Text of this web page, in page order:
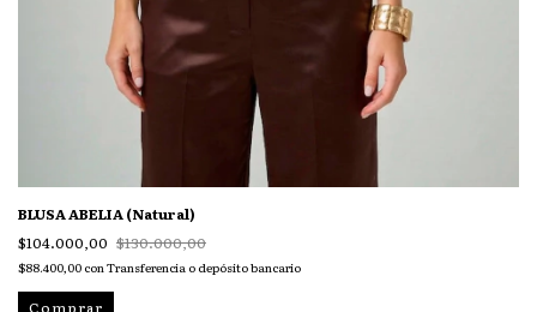
BLUSA ABELIA (Natural)
$104.000,00 $130.000,00
$88.400,00 conTransferencia o depósito bancario
Comprar